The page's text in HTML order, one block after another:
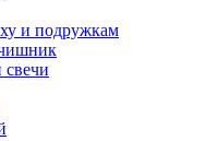
и подружкам